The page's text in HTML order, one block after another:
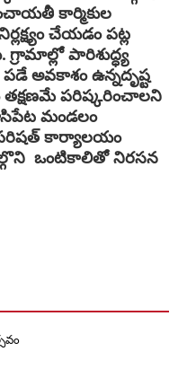
కార్మికుల
చేయడం పట్ల
గ్రామాల్లో పారిశుద్ధ్య
అవకాశం ఉన్నదృష్ట
పరిష్కరించాలని
మండలం
కార్యాలయం
ఒంటికాలితో నిరసన